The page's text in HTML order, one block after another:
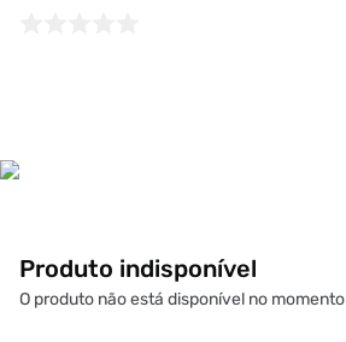
Produto indisponível
O produto não está disponível no momento